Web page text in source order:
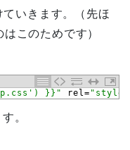
いきます。（先ほ
このためです）
}}" rel =
。